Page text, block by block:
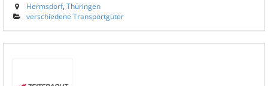
Hermsdorf, Thüringen
verschiedene Transportgüter